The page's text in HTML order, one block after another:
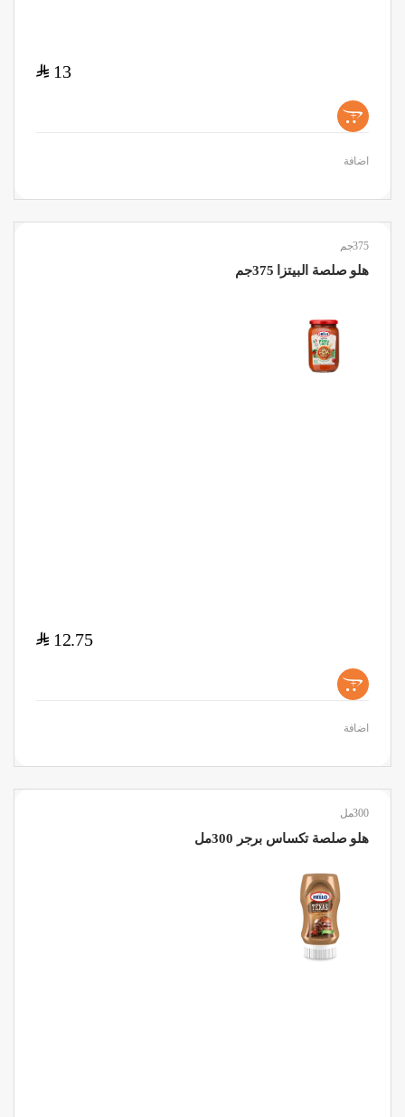
13
$
+
اضافة
375جم
هلو صلصة البيتزا 375جم
12.75
$
+
اضافة
300مل
هلو صلصة تكساس برجر 300مل